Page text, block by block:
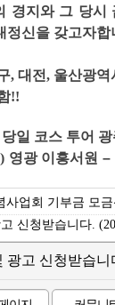
경지와 그 당시
정신을 갖고자합
, 대전, 울산광역
!!
당일 코스 투어
영광 이흥서원 –
사업회 기부금 모금
신청받습니다.
광고 신청받습니